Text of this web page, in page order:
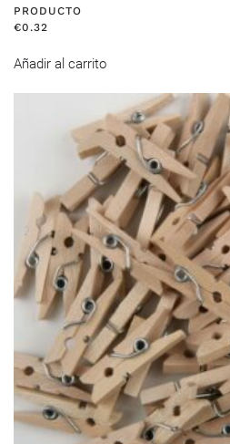
PRODUCTO
€0.32
Añadir al carrito